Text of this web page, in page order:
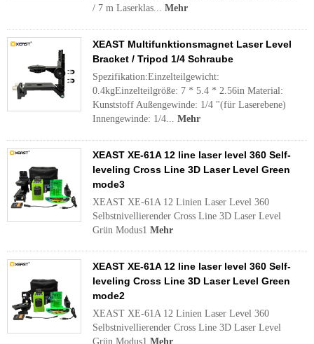
/ 7 m Laserklas... Mehr
XEAST Multifunktionsmagnet Laser Level
Bracket / Tripod 1/4 Schraube
Spezifikation:Einzelteilgewicht:
0.4kgEinzelteilgröße: 7 * 5.4 * 2.56in Material:
Kunststoff Außengewinde: 1/4 "(für Laserebene)
Innengewinde: 1/4... Mehr
XEAST XE-61A 12 line laser level 360 Self-
leveling Cross Line 3D Laser Level Green
mode3
XEAST XE-61A 12 Linien Laser Level 360
Selbstnivellierender Cross Line 3D Laser Level
Grün Modus1 Mehr
XEAST XE-61A 12 line laser level 360 Self-
leveling Cross Line 3D Laser Level Green
mode2
XEAST XE-61A 12 Linien Laser Level 360
Selbstnivellierender Cross Line 3D Laser Level
Grün Modus1 Mehr